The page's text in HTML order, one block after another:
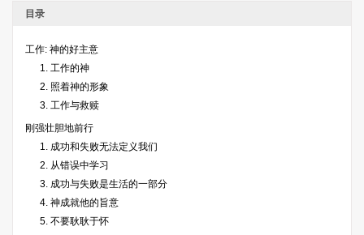
目录
工作: 神的好主意
1. 工作的神
2. 照着神的形象
3. 工作与救赎
刚强壮胆地前行
1. 成功和失败无法定义我们
2. 从错误中学习
3. 成功与失败是生活的一部分
4. 神成就他的旨意
5. 不要耿耿于怀